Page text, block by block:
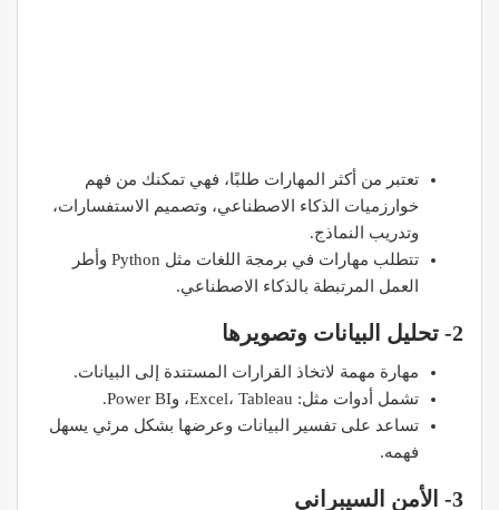
تعتبر من أكثر المهارات طلبًا، فهي تمكنك من فهم
خوارزميات الذكاء الاصطناعي، وتصميم الاستفسارات،
وتدريب النماذج.
تتطلب مهارات في برمجة اللغات مثل Python وأطر
العمل المرتبطة بالذكاء الاصطناعي.​
2- تحليل البيانات وتصويرها
مهارة مهمة لاتخاذ القرارات المستندة إلى البيانات.
تشمل أدوات مثل: Excel، Tableau، وPower BI.
تساعد على تفسير البيانات وعرضها بشكل مرئي يسهل
فهمه.​
3- الأمن السيبراني